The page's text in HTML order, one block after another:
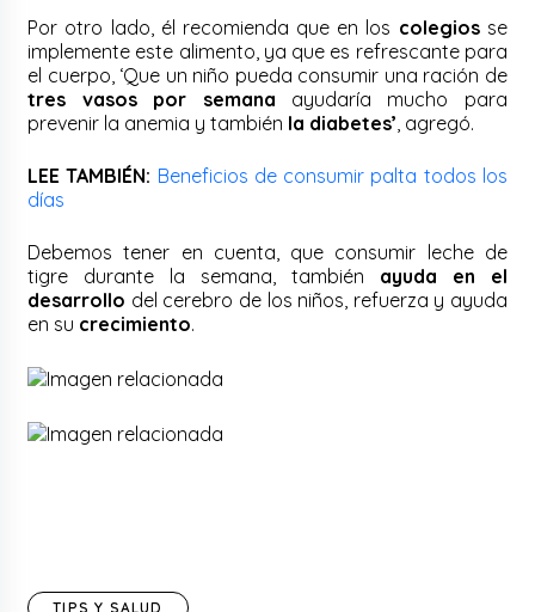
Por otro lado, él recomienda que en los colegiosse
implemente este alimento, ya que es refrescante para
el cuerpo, ‘Que un niño pueda consumir una ración de
tres vasos por semana ayudaría mucho para
prevenir la anemia y también la diabetes’ , agregó.
LEE TAMBIÉN: Beneficios de consumir palta todos los
días
Debemos tener en cuenta, que consumir leche de
tigre durante la semana, también ayuda en el
desarrollo del cerebro de los niños, refuerza y ayuda
en su crecimiento.
TIPS Y SALUD